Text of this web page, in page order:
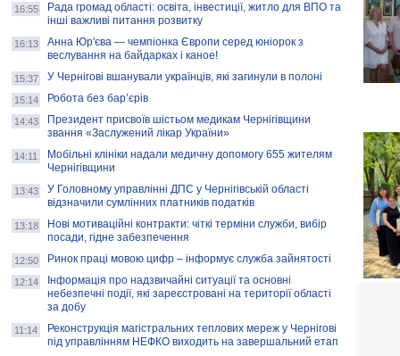
AB InBev Efes Україна підтримала
навчальний проєкт "Молодіжна бізнес-
школа", спрямований на розвиток
підприємництва у Чернігівській області
Золота тварина: видання Forbes
написало про чернігівця Патрона: хто і
скільки на ньому заробляє? І куди
витрачають?
16:55
Рада громад області: освіта, інвестиції, житло для ВПО та
інші важливі питання розвитку
16:13
Анна Юр'єва — чемпіонка Європи серед юніорок з
веслування на байдарках і каное!
15:37 У Чернігові вшанували українців, які загинули в полоні
15:14 Робота без бар’єрів
14:43
Президент присвоїв шістьом медикам Чернігівщини
звання «Заслужений лікар України»
14:11
Мобільні клініки надали медичну допомогу 655 жителям
Чернігівщини
13:43
У Головному управлінні ДПС у Чернігівській області
відзначили сумлінних платників податків
13:18
Нові мотиваційні контракти: чіткі терміни служби, вибір
посади, гідне забезпечення
12:50 Ринок праці мовою цифр – інформує служба зайнятості
12:14
Інформація про надзвичайні ситуації та основні
небезпечні події, які зареєстровані на території області
за добу
11:14
Реконструкція магістральних теплових мереж у Чернігові
під управлінням НЕФКО виходить на завершальний етап